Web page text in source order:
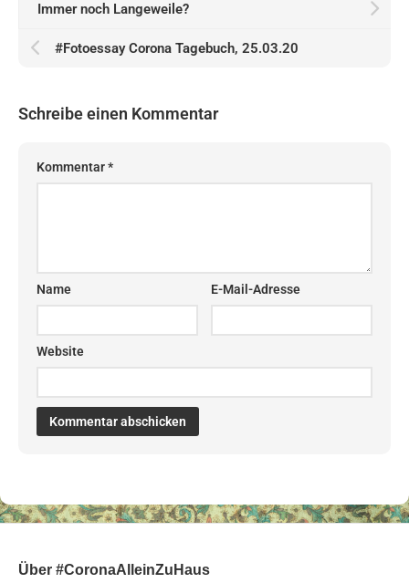
Immer noch Langeweile?
#Fotoessay Corona Tagebuch, 25.03.20
Schreibe einen Kommentar
Kommentar*
Name E-Mail-Adresse
Website
Über #CoronaAlleinZuHaus